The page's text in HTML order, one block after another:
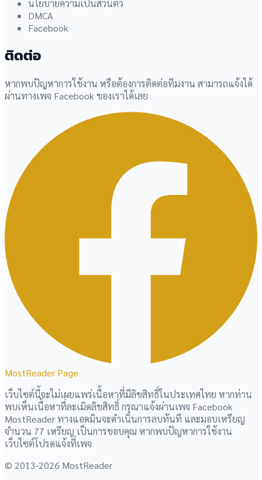
นโยบายความเป็นส่วนตัว
DMCA
Facebook
ติดต่อ
หากพบปัญหาการใช้งาน หรือต้องการติดต่อทีมงาน สามารถแจ้งได้
ผ่านทางเพจ Facebook ของเราได้เลย
MostReader Page
เว็บไซต์นี้จะไม่เผยแพร่เนื้อหาที่มีลิขสิทธิ์ในประเทศไทย หากท่าน
พบเห็นเนื้อหาที่ละเมิดลิขสิทธิ์ กรุณาแจ้งผ่านเพจ Facebook
MostReader ทางแอดมินจะดำเนินการลบทันที และมอบเหรียญ
จำนวน 77 เหรียญ เป็นการขอบคุณ หากพบปัญหาการใช้งาน
เว็บไซต์โปรดแจ้งที่เพจ
© 2013-2026 MostReader